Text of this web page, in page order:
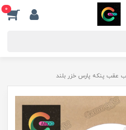
0
عقب پنکه پارس خزر بلند